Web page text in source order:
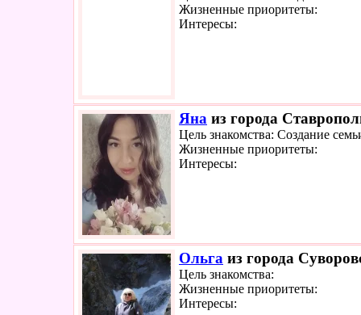
Жизненные приоритеты:
Интересы:
Яна из города
Цель знакомства: Создание
Жизненные приоритеты:
Интересы:
Ольга из города
Цель знакомства:
Жизненные приоритеты:
Интересы: